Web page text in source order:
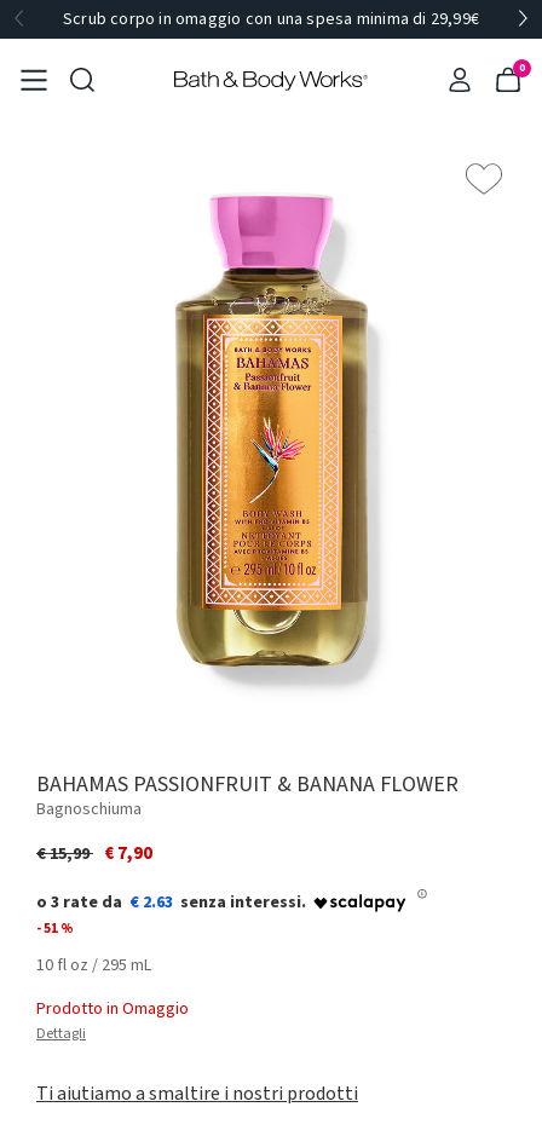
Scrub corpo in omaggio con una spesa minima di 29,99€
0
BAHAMAS PASSIONFRUIT & BANANA FLOWER
Bagnoschiuma
Price reduced from
€ 15,99to€ 7,90
€ 2.63
- 51 %
10 fl oz / 295 mL
Prodotto in Omaggio
Dettagli
Ti aiutiamo a smaltire i nostri prodotti